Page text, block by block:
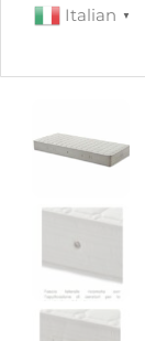
Italian ▼